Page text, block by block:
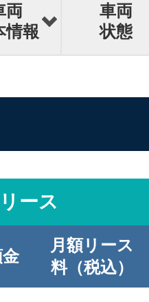
両
情報
車両
状態
ース
月額リース
料（税込）